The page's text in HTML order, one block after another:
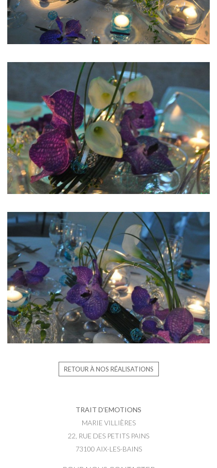
RETOUR À NOS RÉALISATIONS
TRAIT D’EMOTIONS
MARIE VILLIÈRES
22, RUE DES PETITS PAINS
73100 AIX-LES-BAINS